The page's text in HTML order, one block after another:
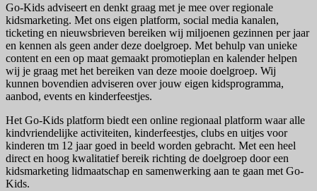
Go-Kids adviseert en denkt graag met je mee over regionale
kidsmarketing. Met ons eigen platform, social media kanalen,
ticketing en nieuwsbrieven bereiken wij miljoenen gezinnen per jaar
en kennen als geen ander deze doelgroep. Met behulp van unieke
content en een op maat gemaakt promotieplan en kalender helpen
wij je graag met het bereiken van deze mooie doelgroep. Wij
kunnen bovendien adviseren over jouw eigen kidsprogramma,
aanbod, events en kinderfeestjes.
Het Go-Kids platform biedt een online regionaal platform waar alle
kindvriendelijke activiteiten, kinderfeestjes, clubs en uitjes voor
kinderen tm 12 jaar goed in beeld worden gebracht. Met een heel
direct en hoog kwalitatief bereik richting de doelgroep door een
kidsmarketing lidmaatschap en samenwerking aan te gaan met Go-
Kids.